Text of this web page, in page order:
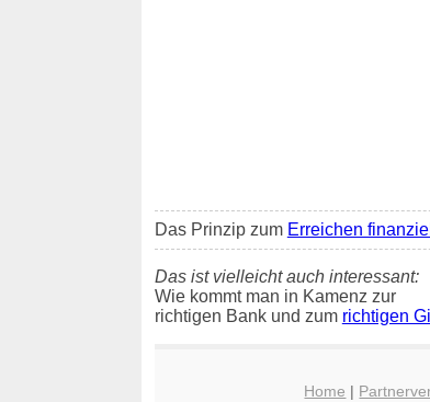
Das Prinzip zum Erreichen
Das ist vielleicht auch interessant:
Wie kommt man in Kamenz zur
richtigen Bank und zum richtigen
Home |